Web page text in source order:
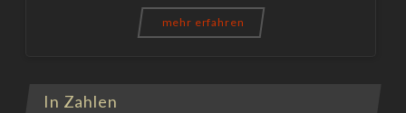
mehr erfahren
In Zahlen